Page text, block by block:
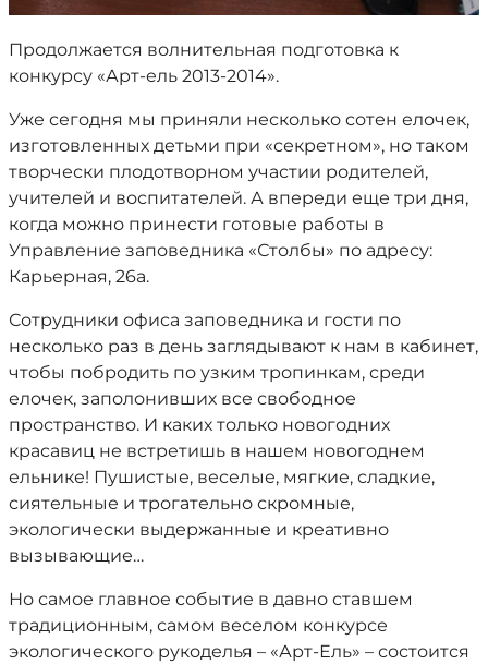
Продолжается волнительная подготовка к
конкурсу «Арт-ель 2013-2014».
Уже сегодня мы приняли несколько сотен елочек,
изготовленных детьми при «секретном», но таком
творчески плодотворном участии родителей,
учителей и воспитателей. А впереди еще три дня,
когда можно принести готовые работы в
Управление заповедника «Столбы» по адресу:
Карьерная, 26а.
Сотрудники офиса заповедника и гости по
несколько раз в день заглядывают к нам в кабинет,
чтобы побродить по узким тропинкам, среди
елочек, заполонивших все свободное
пространство. И каких только новогодних
красавиц не встретишь в нашем новогоднем
ельнике! Пушистые, веселые, мягкие, сладкие,
сиятельные и трогательно скромные,
экологически выдержанные и креативно
вызывающие…
Но самое главное событие в давно ставшем
традиционным, самом веселом конкурсе
экологического рукоделья – «Арт-Ель» – состоится